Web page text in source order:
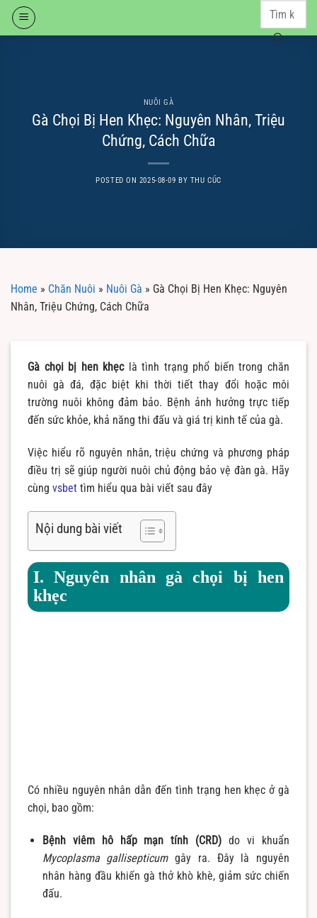
Skip
NUÔI GÀ
Gà Chọi Bị Hen Khẹc: Nguyên Nhân, Triệu
Chứng, Cách Chữa
POSTED ON 2025-08-09 BY THU CÚC
Home » Chăn Nuôi » Nuôi Gà » Gà Chọi Bị Hen Khẹc: Nguyên
Nhân, Triệu Chứng, Cách Chữa
Gà chọi bị hen khẹclà tình trạng phổ biến trong chăn
nuôi gà đá, đặc biệt khi thời tiết thay đổi hoặc môi
trường nuôi không đảm bảo. Bệnh ảnh hưởng trực tiếp
đến sức khỏe, khả năng thi đấu và giá trị kinh tế của gà.
Việc hiểu rõ nguyên nhân, triệu chứng và phương pháp
điều trị sẽ giúp người nuôi chủ động bảo vệ đàn gà. Hãy
cùng vsbet tìm hiểu qua bài viết sau đây
Nội dung bài viết
I. Nguyên nhân gà chọi bị hen
khẹc
Có nhiều nguyên nhân dẫn đến tình trạng hen khẹc ở gà
chọi, bao gồm:
Bệnh viêm hô hấp mạn tính (CRD) do vi khuẩn
Mycoplasma gallisepticumgây ra. Đây là nguyên
nhân hàng đầu khiến gà thở khò khè, giảm sức chiến
đấu.